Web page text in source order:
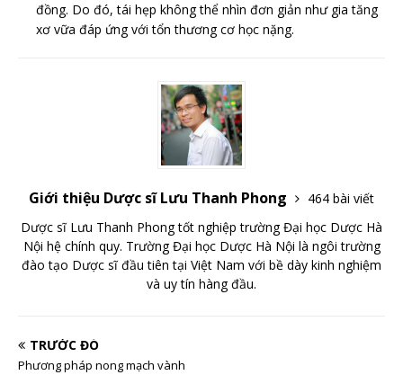
đồng. Do đó, tái hẹp không thể nhìn đơn giản như gia tăng
xơ vữa đáp ứng với tổn thương cơ học nặng.
Giới thiệu Dược sĩ Lưu Thanh Phong
464 bài viết
Dược sĩ Lưu Thanh Phong tốt nghiệp trường Đại học Dược Hà
Nội hệ chính quy. Trường Đại học Dược Hà Nội là ngôi trường
đào tạo Dược sĩ đầu tiên tại Việt Nam với bề dày kinh nghiệm
và uy tín hàng đầu.
TRƯỚC ĐÓ
Phương pháp nong mạch vành